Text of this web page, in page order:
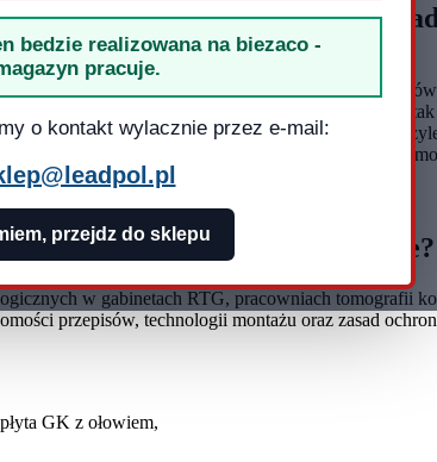
bedzie realizowana na biezaco -
pracuje.
o kontakt wylacznie przez e-mail:
przejdz do sklepu
gabinet RTG? Kompletny
RTG wymaga odpowiedniego doboru
jak zabezpiecza się drzwi RTG oraz dlaczego
oraz praktyczne zastosowanie taśm i folii
i weterynaryjnych planujących budowę lub
– dlaczego to tak ważne?
w gabinetach RTG, pracowniach tomografii
przepisów, technologii montażu oraz zasad
GK z ołowiem,